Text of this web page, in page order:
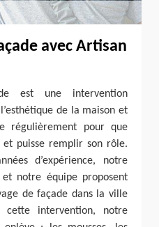
avec Artisan
est une intervention
de la maison et
régulièrement pour que
puisse remplir son rôle.
d’expérience, notre
notre équipe proposent
de façade dans la ville
cette intervention, notre